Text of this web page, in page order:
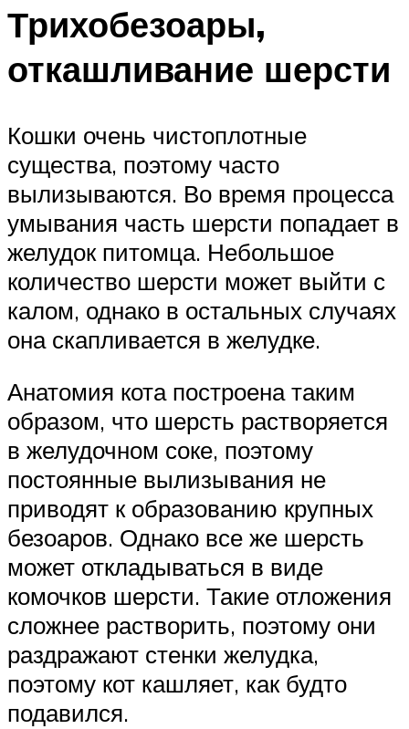
Трихобезоары,
откашливание шерсти
Кошки очень чистоплотные
существа, поэтому часто
вылизываются. Во время процесса
умывания часть шерсти попадает в
желудок питомца. Небольшое
количество шерсти может выйти с
калом, однако в остальных случаях
она скапливается в желудке.
Анатомия кота построена таким
образом, что шерсть растворяется
в желудочном соке, поэтому
постоянные вылизывания не
приводят к образованию крупных
безоаров. Однако все же шерсть
может откладываться в виде
комочков шерсти. Такие отложения
сложнее растворить, поэтому они
раздражают стенки желудка,
поэтому кот кашляет, как будто
подавился.